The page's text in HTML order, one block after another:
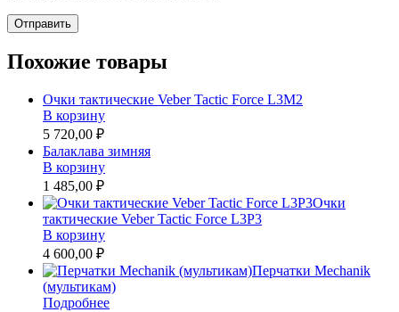
Похожие товары
Очки тактические Veber Tactic Force L3M2
В корзину
5 720,00 ₽
Балаклава зимняя
В корзину
1 485,00 ₽
Очки
тактические Veber Tactic Force L3P3
В корзину
4 600,00 ₽
Перчатки Mechanik
(мультикам)
Подробнее